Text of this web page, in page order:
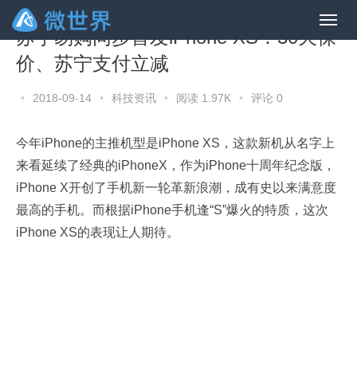
苏宁易购同步首发iPhone XS：30天保
价、苏宁支付立减
• 2018-09-14 • 科技资讯 • 阅读 1.97K • 评论 0
今年iPhone的主推机型是iPhone XS，这款新机从名字上
来看延续了经典的iPhoneX，作为iPhone十周年纪念版，
iPhone X开创了手机新一轮革新浪潮，成有史以来满意度
最高的手机。而根据iPhone手机逢“S”爆火的特质，这次
iPhone XS的表现让人期待。